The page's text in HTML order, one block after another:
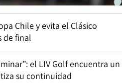
Chile y evita el Clásico
de final
el LIV Golf encuentra un
su continuidad